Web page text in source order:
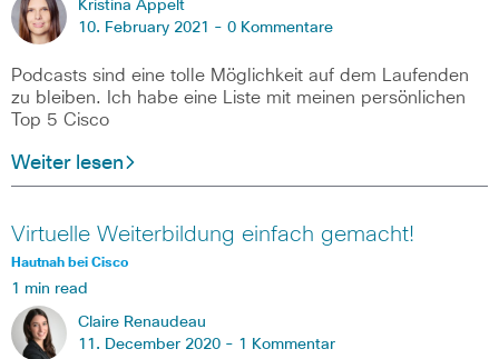
Kristina Appelt
10. February 2021 - 0 Kommentare
Podcasts sind eine tolle Möglichkeit auf dem Laufenden
zu bleiben. Ich habe eine Liste mit meinen persönlichen
Top 5 Cisco
Weiter lesen
Virtuelle Weiterbildung einfach gemacht!
Hautnah bei Cisco
1 min read
Claire Renaudeau
11. December 2020 - 1 Kommentar